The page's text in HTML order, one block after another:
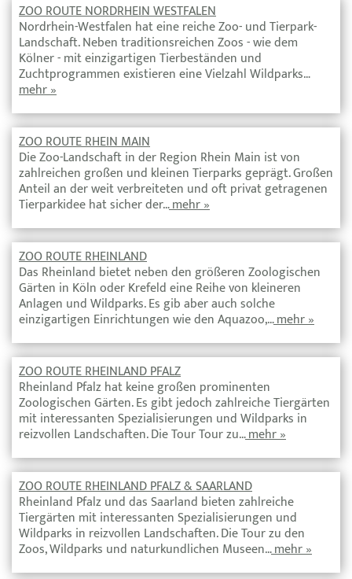
ZOO ROUTE NORDRHEIN WESTFALEN
Nordrhein-Westfalen hat eine reiche Zoo- und Tierpark-
Landschaft. Neben traditionsreichen Zoos - wie dem
Kölner - mit einzigartigen Tierbeständen und
Zuchtprogrammen existieren eine Vielzahl Wildparks…
mehr »
ZOO ROUTE RHEIN MAIN
Die Zoo-Landschaft in der Region Rhein Main ist von
zahlreichen großen und kleinen Tierparks geprägt. Großen
Anteil an der weit verbreiteten und oft privat getragenen
Tierparkidee hat sicher der…mehr »
ZOO ROUTE RHEINLAND
Das Rheinland bietet neben den größeren Zoologischen
Gärten in Köln oder Krefeld eine Reihe von kleineren
Anlagen und Wildparks. Es gib aber auch solche
einzigartigen Einrichtungen wie den Aquazoo,…mehr »
ZOO ROUTE RHEINLAND PFALZ
Rheinland Pfalz hat keine großen prominenten
Zoologischen Gärten. Es gibt jedoch zahlreiche Tiergärten
mit interessanten Spezialisierungen und Wildparks in
reizvollen Landschaften. Die Tour Tour zu…mehr »
ZOO ROUTE RHEINLAND PFALZ & SAARLAND
Rheinland Pfalz und das Saarland bieten zahlreiche
Tiergärten mit interessanten Spezialisierungen und
Wildparks in reizvollen Landschaften. Die Tour zu den
Zoos, Wildparks und naturkundlichen Museen…mehr »